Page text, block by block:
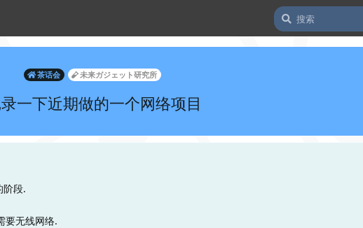
茶话会 未来ガジェット研究所
一下近期做的一个网络项目
阶段.
要无线网络.